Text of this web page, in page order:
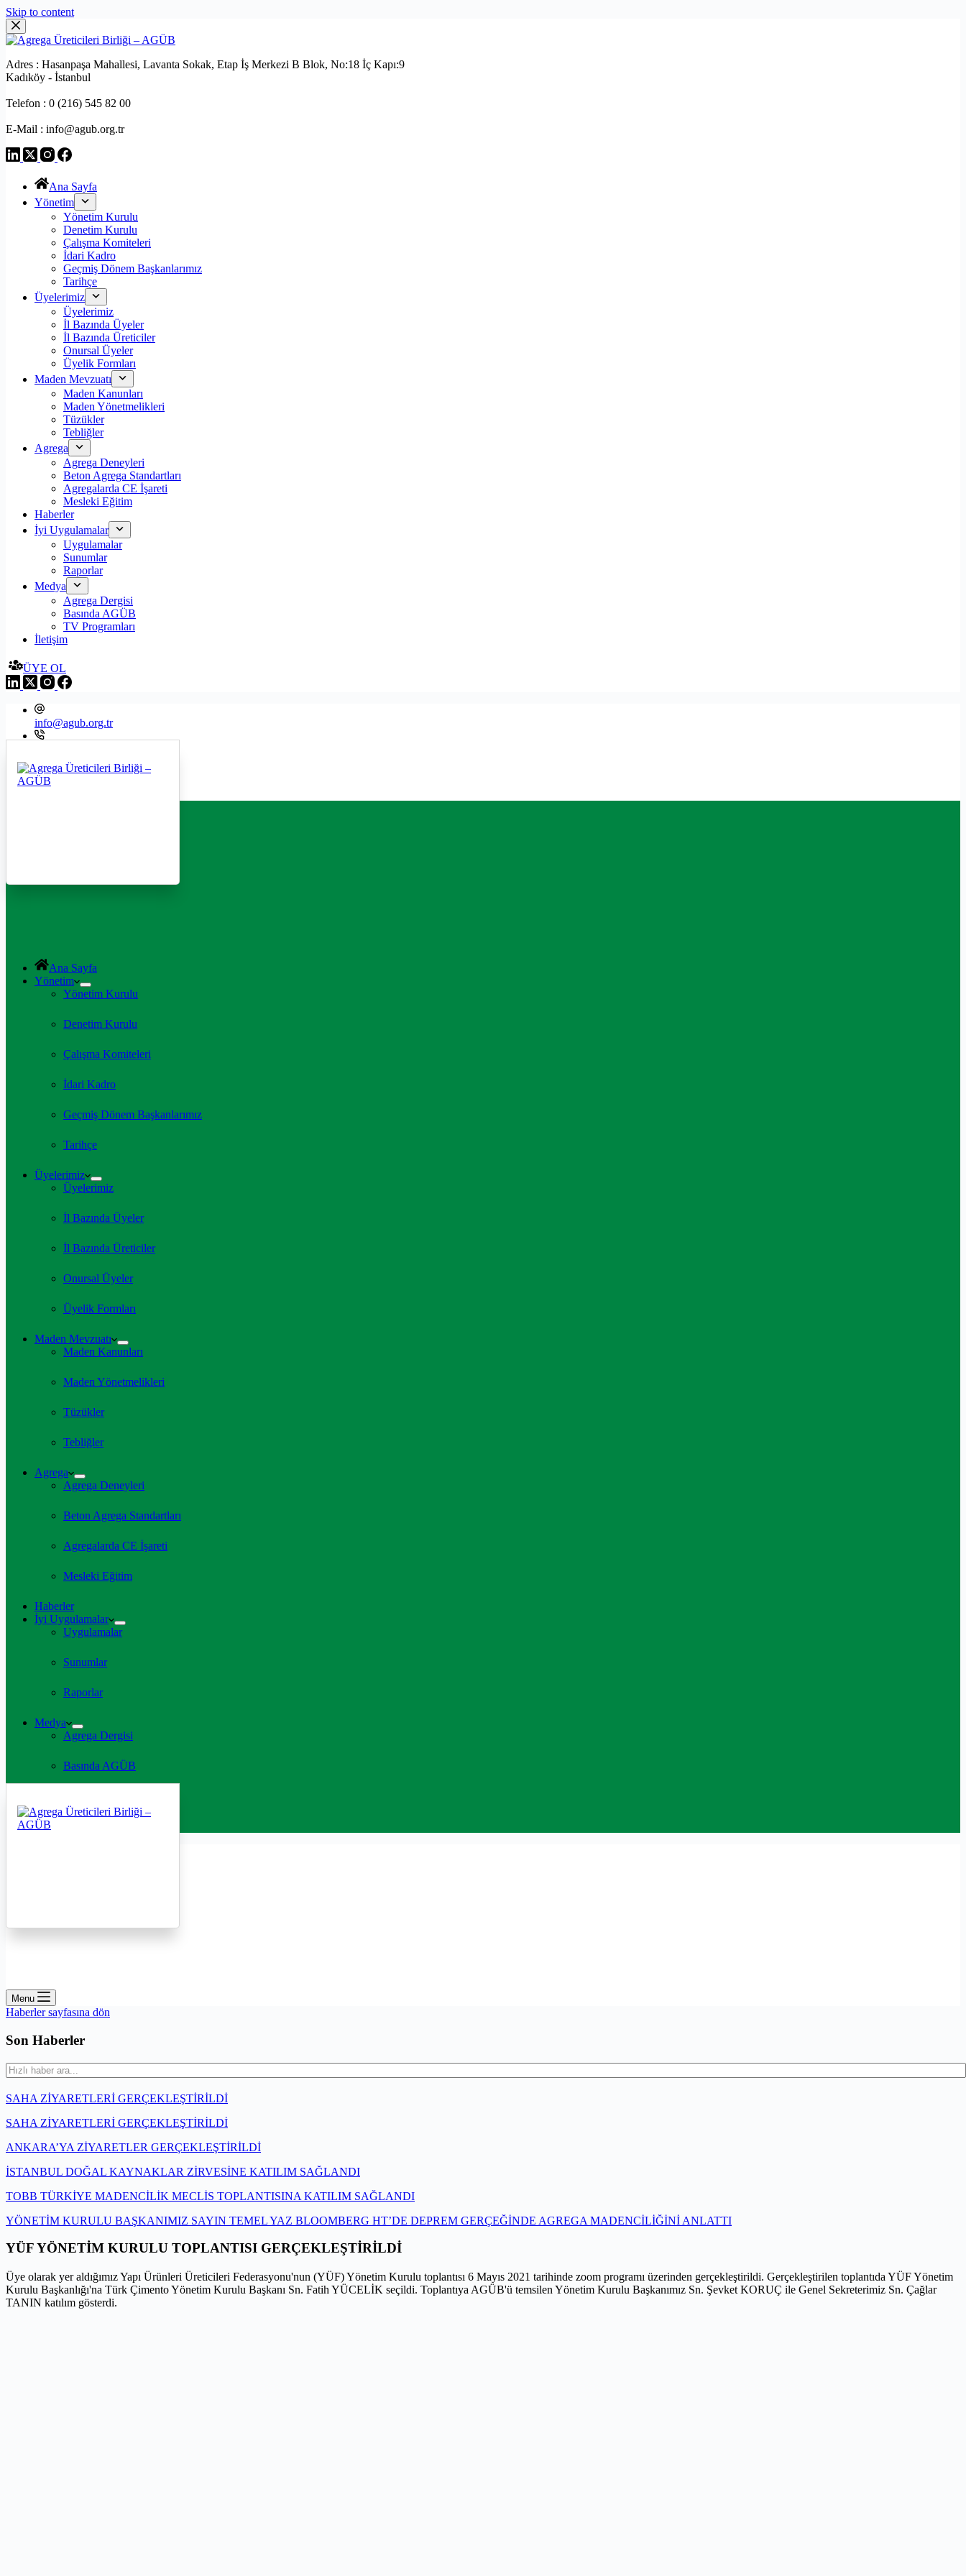
Skip to content
Adres : Hasanpaşa Mahallesi, Lavanta Sokak, Etap İş Merkezi B Blok, No:18 İç Kapı:9
Kadıköy - İstanbul
Telefon : 0 (216) 545 82 00
E-Mail : info@agub.org.tr
Ana Sayfa
Yönetim
Yönetim Kurulu
Denetim Kurulu
Çalışma Komiteleri
İdari Kadro
Geçmiş Dönem Başkanlarımız
Tarihçe
Üyelerimiz
Üyelerimiz
İl Bazında Üyeler
İl Bazında Üreticiler
Onursal Üyeler
Üyelik Formları
Maden Mevzuatı
Maden Kanunları
Maden Yönetmelikleri
Tüzükler
Tebliğler
Agrega
Agrega Deneyleri
Beton Agrega Standartları
Agregalarda CE İşareti
Mesleki Eğitim
Haberler
İyi Uygulamalar
Uygulamalar
Sunumlar
Raporlar
Medya
Agrega Dergisi
Basında AGÜB
TV Programları
İletişim
ÜYE OL
info@agub.org.tr
Ana Sayfa
Yönetim
Yönetim Kurulu
Denetim Kurulu
Çalışma Komiteleri
İdari Kadro
Geçmiş Dönem Başkanlarımız
Tarihçe
Üyelerimiz
Üyelerimiz
İl Bazında Üyeler
İl Bazında Üreticiler
Onursal Üyeler
Üyelik Formları
Maden Mevzuatı
Maden Kanunları
Maden Yönetmelikleri
Tüzükler
Tebliğler
Agrega
Agrega Deneyleri
Beton Agrega Standartları
Agregalarda CE İşareti
Mesleki Eğitim
Haberler
İyi Uygulamalar
Uygulamalar
Sunumlar
Raporlar
Medya
Agrega Dergisi
Basında AGÜB
İletişim
Menu
Haberler sayfasına dön
Son Haberler
SAHA ZİYARETLERİ GERÇEKLEŞTİRİLDİ
SAHA ZİYARETLERİ GERÇEKLEŞTİRİLDİ
ANKARA’YA ZİYARETLER GERÇEKLEŞTİRİLDİ
İSTANBUL DOĞAL KAYNAKLAR ZİRVESİNE KATILIM SAĞLANDI
TOBB TÜRKİYE MADENCİLİK MECLİS TOPLANTISINA KATILIM SAĞLANDI
YÖNETİM KURULU BAŞKANIMIZ SAYIN TEMEL YAZ BLOOMBERG HT’DE DEPREM GERÇEĞİNDE AGREGA MADENCİLİĞİNİ ANLATTI
YÜF YÖNETİM KURULU TOPLANTISI GERÇEKLEŞTİRİLDİ
Üye olarak yer aldığımız Yapı Ürünleri Üreticileri Federasyonu'nun (YÜF) Yönetim Kurulu toplantısı 6 Mayıs 2021 tarihinde zoom programı üzerinden gerçekleştirildi. Gerçekleştirilen toplantıda YÜF Yönetim
Kurulu Başkanlığı'na Türk Çimento Yönetim Kurulu Başkanı Sn. Fatih YÜCELİK seçildi. Toplantıya AGÜB'ü temsilen Yönetim Kurulu Başkanımız Sn. Şevket KORUÇ ile Genel Sekreterimiz Sn. Çağlar
TANIN katılım gösterdi.